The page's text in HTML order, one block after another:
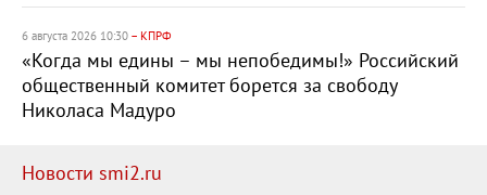
6 августа 2026 10:30 – КПРФ
«Когда мы едины – мы непобедимы!» Российский
общественный комитет борется за свободу
Николаса Мадуро
Новости smi2.ru